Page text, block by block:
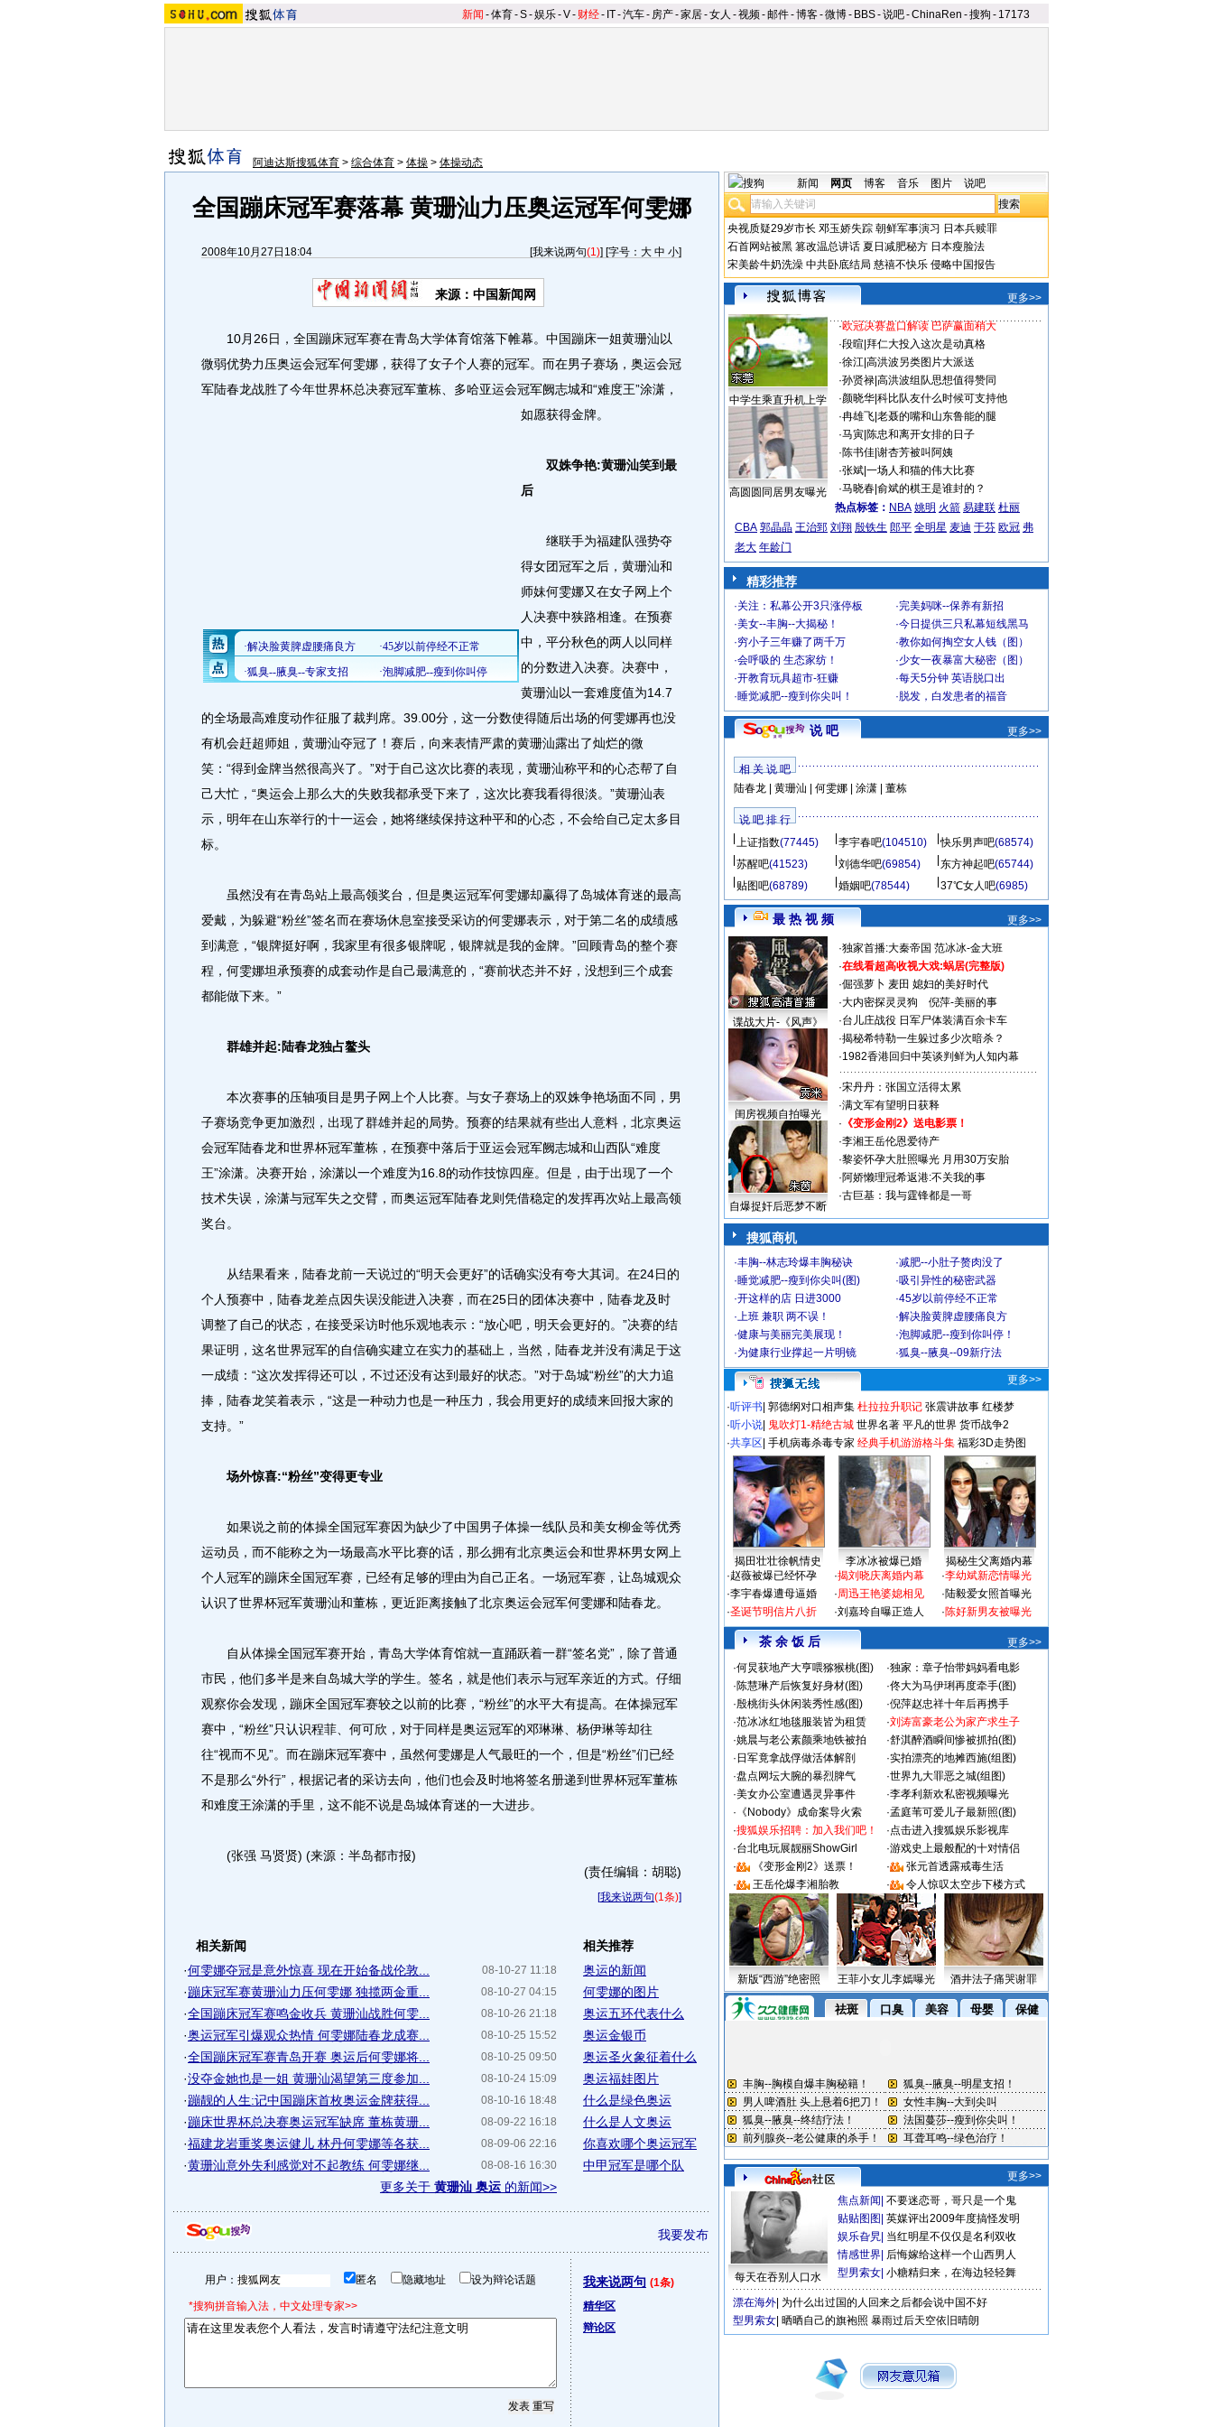
新闻 -体育-S-娱乐-V- 财经- IT-汽车- 房产-家居-女人 -视频-邮件-博客-微博- BBS-说吧-ChinaRen -搜狗 - 17173
阿迪达斯搜狐体育 > 综合体育 > 体操 > 体操动态
全国蹦床冠军赛落幕 黄珊汕力压奥运冠军何雯娜
2008年10月27日18:04 [我来说两句(1)] [字号： 大 中 小]
来源：中国新闻网
10月26日，全国蹦床冠军赛在青岛大学体育馆落下帷幕。中国蹦床一姐黄珊汕以
微弱优势力压奥运会冠军何雯娜，获得了女子个人赛的冠军。而在男子赛场，奥运会冠
军陆春龙战胜了今年世界杯总决赛冠军董栋、多哈亚运会冠军阙志城和“难度王”涂潇，
如愿获得金牌。
双姝争艳:黄珊汕笑到最
后
继联手为福建队强势夺
得女团冠军之后，黄珊汕和
师妹何雯娜又在女子网上个
人决赛中狭路相逢。在预赛
中，平分秋色的两人以同样
的分数进入决赛。决赛中，
黄珊汕以一套难度值为14.7
的全场最高难度动作征服了裁判席。39.00分，这一分数使得随后出场的何雯娜再也没
有机会赶超师姐，黄珊汕夺冠了！赛后，向来表情严肃的黄珊汕露出了灿烂的微
笑：“得到金牌当然很高兴了。”对于自己这次比赛的表现，黄珊汕称平和的心态帮了自
己大忙，“奥运会上那么大的失败我都承受下来了，这次比赛我看得很淡。”黄珊汕表
示，明年在山东举行的十一运会，她将继续保持这种平和的心态，不会给自己定太多目
标。
虽然没有在青岛站上最高领奖台，但是奥运冠军何雯娜却赢得了岛城体育迷的最高
爱戴，为躲避“粉丝”签名而在赛场休息室接受采访的何雯娜表示，对于第二名的成绩感
到满意，“银牌挺好啊，我家里有很多银牌呢，银牌就是我的金牌。”回顾青岛的整个赛
程，何雯娜坦承预赛的成套动作是自己最满意的，“赛前状态并不好，没想到三个成套
都能做下来。”
群雄并起:陆春龙独占鳌头
本次赛事的压轴项目是男子网上个人比赛。与女子赛场上的双姝争艳场面不同，男
子赛场竞争更加激烈，出现了群雄并起的局势。预赛的结果就有些出人意料，北京奥运
会冠军陆春龙和世界杯冠军董栋，在预赛中落后于亚运会冠军阙志城和山西队“难度
王”涂潇。决赛开始，涂潇以一个难度为16.8的动作技惊四座。但是，由于出现了一个
技术失误，涂潇与冠军失之交臂，而奥运冠军陆春龙则凭借稳定的发挥再次站上最高领
奖台。
从结果看来，陆春龙前一天说过的“明天会更好”的话确实没有夸大其词。在24日的
个人预赛中，陆春龙差点因失误没能进入决赛，而在25日的团体决赛中，陆春龙及时
调整了自己的状态，在接受采访时他乐观地表示：“放心吧，明天会更好的。”决赛的结
果证明，这名世界冠军的自信确实建立在实力的基础上，当然，陆春龙并没有满足于这
一成绩：“这次发挥得还可以，不过还没有达到最好的状态。”对于岛城“粉丝”的大力追
捧，陆春龙笑着表示，“这是一种动力也是一种压力，我会用更好的成绩来回报大家的
支持。”
场外惊喜:“粉丝”变得更专业
如果说之前的体操全国冠军赛因为缺少了中国男子体操一线队员和美女柳金等优秀
运动员，而不能称之为一场最高水平比赛的话，那么拥有北京奥运会和世界杯男女网上
个人冠军的蹦床全国冠军赛，已经有足够的理由为自己正名。一场冠军赛，让岛城观众
认识了世界杯冠军黄珊汕和董栋，更近距离接触了北京奥运会冠军何雯娜和陆春龙。
自从体操全国冠军赛开始，青岛大学体育馆就一直踊跃着一群“签名党”，除了普通
市民，他们多半是来自岛城大学的学生。签名，就是他们表示与冠军亲近的方式。仔细
观察你会发现，蹦床全国冠军赛较之以前的比赛，“粉丝”的水平大有提高。在体操冠军
赛中，“粉丝”只认识程菲、何可欣，对于同样是奥运冠军的邓琳琳、杨伊琳等却往
往“视而不见”。而在蹦床冠军赛中，虽然何雯娜是人气最旺的一个，但是“粉丝”们已经
不是那么“外行”，根据记者的采访去向，他们也会及时地将签名册递到世界杯冠军董栋
和难度王涂潇的手里，这不能不说是岛城体育迷的一大进步。
(张强 马贤贤) (来源：半岛都市报)
(责任编辑：胡聪)
[我来说两句(1条)]
相关新闻
08-10-27 11:18
·何雯娜夺冠是意外惊喜 现在开始备战伦敦...
08-10-27 04:15
·蹦床冠军赛黄珊汕力压何雯娜 独揽两金重...
08-10-26 21:18
·全国蹦床冠军赛鸣金收兵 黄珊汕战胜何雯...
08-10-25 15:52
·奥运冠军引爆观众热情 何雯娜陆春龙成赛...
08-10-25 09:50
·全国蹦床冠军赛青岛开赛 奥运后何雯娜将...
08-10-24 15:09
·没夺金她也是一姐 黄珊汕渴望第三度参加...
08-10-16 18:48
·蹦靓的人生:记中国蹦床首枚奥运金牌获得...
08-09-22 16:18
·蹦床世界杯总决赛奥运冠军缺席 董栋黄珊...
08-09-06 22:16
·福建龙岩重奖奥运健儿 林丹何雯娜等各获...
08-08-16 16:30
·黄珊汕意外失利感觉对不起教练 何雯娜继...
更多关于 黄珊汕 奥运 的新闻>>
相关推荐
奥运的新闻
何雯娜的图片
奥运五环代表什么
奥运金银币
奥运圣火象征着什么
奥运福娃图片
什么是绿色奥运
什么是人文奥运
你喜欢哪个奥运冠军
中甲冠军是哪个队
我要发布
用户： 匿名 隐藏地址 设为辩论话题
*搜狗拼音输入法，中文处理专家>>
我来说两句 (1条)
精华区
辩论区
新闻 网页 博客 音乐 图片 说吧
央视质疑29岁市长 邓玉娇失踪 朝鲜军事演习 日本兵赎罪
石首网站被黑 篡改温总讲话 夏日减肥秘方 日本瘦脸法
宋美龄牛奶洗澡 中共卧底结局 慈禧不快乐 侵略中国报告
更多>>
中学生乘直升机上学
高圆圆同居男友曝光
·欧冠决赛盘口解读 巴萨赢面稍大
·段暄 拜仁大投入这次是动真格
·徐江| 高洪波另类图片大派送
·孙贤禄| 高洪波组队思想值得赞同
·颜晓华| 科比队友什么时候可支持他
·冉雄飞| 老聂的嘴和山东鲁能的腿
·马寅| 陈忠和离开女排的日子
·陈书佳| 谢杏芳被叫阿姨
·张斌| 一场人和猫的伟大比赛
·马晓春| 俞斌的棋王是谁封的？
热点标签： NBA 姚明 火箭 易建联 杜丽
CBA 郭晶晶 王治郅 刘翔 殷铁生 郎平 全明星 麦迪 于芬 欧冠 弗
老大 年龄门
精彩推荐
·关注：私幕公开3只涨停板 ·完美妈咪--保养有新招
·美女--丰胸--大揭秘！ ·今日提供三只私幕短线黑马
·穷小子三年赚了两千万 ·教你如何掏空女人钱（图）
·会呼吸的 生态家纺！ ·少女一夜暴富大秘密（图）
·开教育玩具超市-狂赚 ·每天5分钟 英语脱口出
·睡觉减肥--瘦到你尖叫！ · 脱发，白发患者的福音
说 吧 更多>>
相 关 说 吧
陆春龙| 黄珊汕 何雯娜| 涂潇| 董栋
说 吧 排 行
上证指数(77445) 李宇春吧(104510) 快乐男声吧(68574)
苏醒吧(41523) 刘德华吧(69854) 东方神起吧(65744)
贴图吧(68789) 婚姻吧(78544) 37℃女人吧(6985)
最 热 视 频 更多>>
谍战大片-《风声》
闺房视频自拍曝光
自爆捉奸后恶梦不断
·独家首播:大秦帝国 范冰冰-金大班
·在线看超高收视大戏:蜗居(完整版)
·倔强萝卜 麦田 媳妇的美好时代
·大内密探灵灵狗
倪萍-美丽的事
·台儿庄战役 日军尸体装满百余卡车
·揭秘希特勒一生躲过多少次暗杀？
·1982香港回归中英谈判鲜为人知内幕
·宋丹丹：张国立活得太累
·满文军有望明日获释
· 《变形金刚2》送电影票！
·李湘王岳伦恩爱待产
·黎姿怀孕大肚照曝光 月用30万安胎
·阿娇懒理冠希返港:不关我的事
·古巨基：我与霆锋都是一哥
搜狐商机
·丰胸--林志玲爆丰胸秘诀 ·减肥--小肚子赘肉没了
·睡觉减肥--瘦到你尖叫(图) ·吸引异性的秘密武器
·开这样的店 日进3000 ·45岁以前停经不正常
·上班 兼职 两不误！ ·解决脸黄脾虚腰痛良方
·健康与美丽完美展现！ ·泡脚减肥--瘦到你叫停！
·为健康行业撑起一片明镜 ·狐臭--腋臭--09新疗法
更多>>
·听评书 郭德纲对口相声集 杜拉拉升职记 张震讲故事 红楼梦
·听小说 鬼吹灯1-精绝古城 世界名著 平凡的世界 货币战争2
·共享区 手机病毒杀毒专家 经典手机游游格斗集 福彩3D走势图
揭田壮壮徐帆情史 李冰冰被爆已婚
揭秘生父离婚内幕
·赵薇被爆已经怀孕
·李宇春爆遭母逼婚
·圣诞节明信片八折
·揭刘晓庆离婚内幕
·周迅王艳婆媳相见
·刘嘉玲自曝正造人
·李幼斌新恋情曝光
·陆毅爱女照首曝光
·陈好新男友被曝光
茶 余 饭 后
更多>>
·何炅获地产大亨喂猕猴桃(图) ·独家：章子怡带妈妈看电影
·陈慧琳产后恢复好身材(图) ·佟大为马伊琍再度牵手(图)
·殷桃街头休闲装秀性感(图) ·倪萍赵忠祥十年后再携手
·范冰冰红地毯服装皆为租赁 ·刘涛富豪老公为家产求生子
·姚晨与老公素颜乘地铁被拍 ·舒淇醉酒瞬间惨被抓拍(图)
· 日军竟拿战俘做活体解剖 ·实拍漂亮的地摊西施(组图)
·盘点网坛大腕的暴烈脾气 ·世界九大罪恶之城(组图)
·美女办公室遭遇灵异事件 ·李孝利新欢私密视频曝光
· 《Nobody》成命案导火索 ·孟庭苇可爱儿子最新照(图)
·搜狐娱乐招聘：加入我们吧！ ·点击进入搜狐娱乐影视库
·台北电玩展靓丽ShowGirl ·游戏史上最般配的十对情侣
·
《变形金刚2》送票！ ·
张元首透露戒毒生活
·
王岳伦爆李湘胎教 · 令人惊叹太空步下楼方式
新版“西游”绝密照 王菲小女儿李嫣曝光 酒井法子痛哭谢罪
更多>>
每天在吞别人口水
焦点新闻 不要迷恋哥，哥只是一个鬼
贴贴图图 英媒评出2009年度搞怪发明
娱乐旮旯 当红明星不仅仅是名利双收
情感世界 后悔嫁给这样一个山西男人
型男索女 小糖精归来，在海边轻轻舞
漂在海外 为什么出过国的人回来之后都会说中国不好
型男索女 晒晒自己的旗袍照 暴雨过后天空依旧晴朗